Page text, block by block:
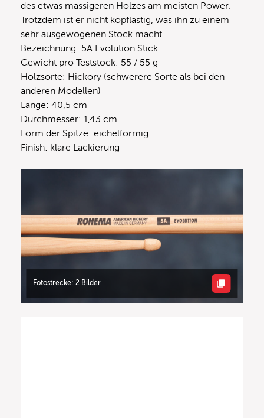
des etwas massigeren Holzes am meisten Power.
Trotzdem ist er nicht kopflastig, was ihn zu einem
sehr ausgewogenen Stock macht.
Bezeichnung: 5A Evolution Stick
Gewicht pro Teststock: 55 / 55 g
Holzsorte: Hickory (schwerere Sorte als bei den
anderen Modellen)
Länge: 40,5 cm
Durchmesser: 1,43 cm
Form der Spitze: eichelförmig
Finish: klare Lackierung
Fotostrecke: 2 Bilder